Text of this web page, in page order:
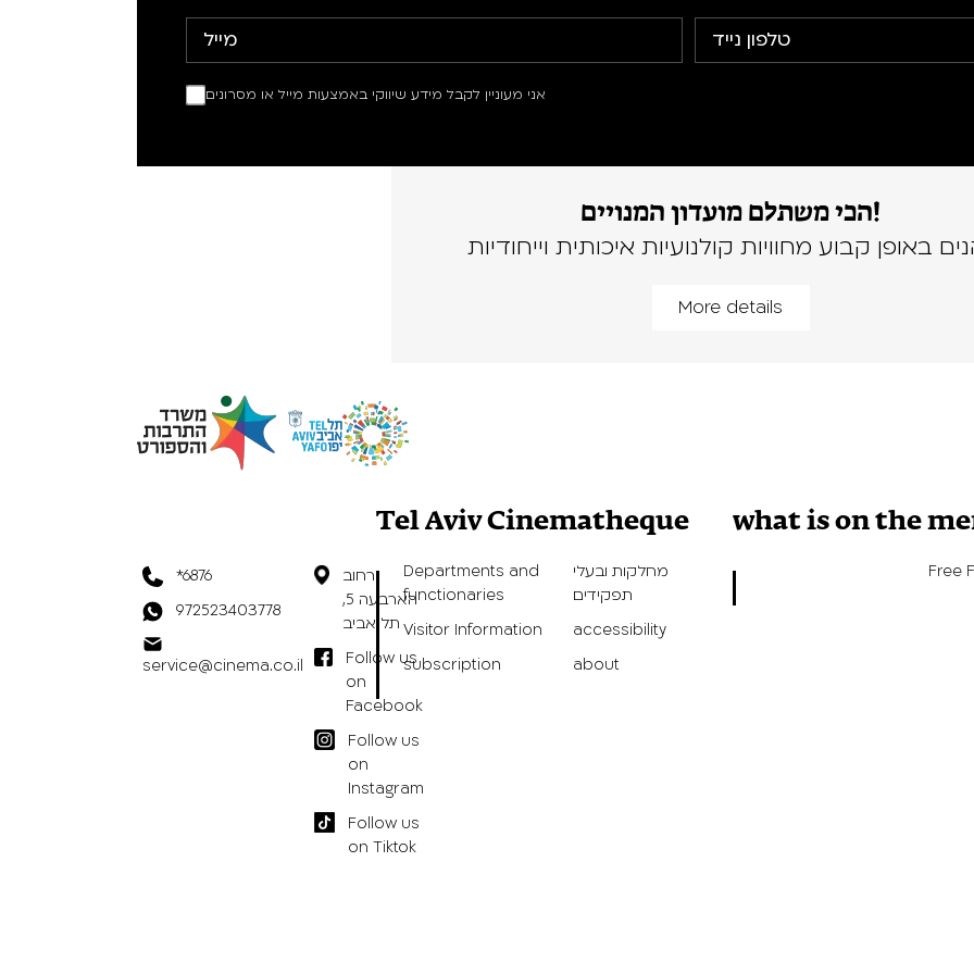
אני מעוניין לקבל מידע שיווקי באמצעות מייל או מסרונים
הכי משתלם מועדון המנויים!
באופן קבוע מחוויות קולנועיות איכותית וייחודיות
More details
*6876
972523403778
service@cinema.co.il
רחוב
הארבעה 5,
תל אביב
Follow us
on
Facebook
Follow us
on
Instagram
Follow us
on Tiktok
Tel Aviv Cinematheque
Departments and
functionaries
מחלקות ובעלי
תפקידים
Visitor Information
accessibility
subscription
about
what is on the
Free